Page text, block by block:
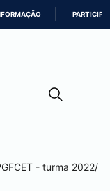
PARTICIPE
- turma 2022/